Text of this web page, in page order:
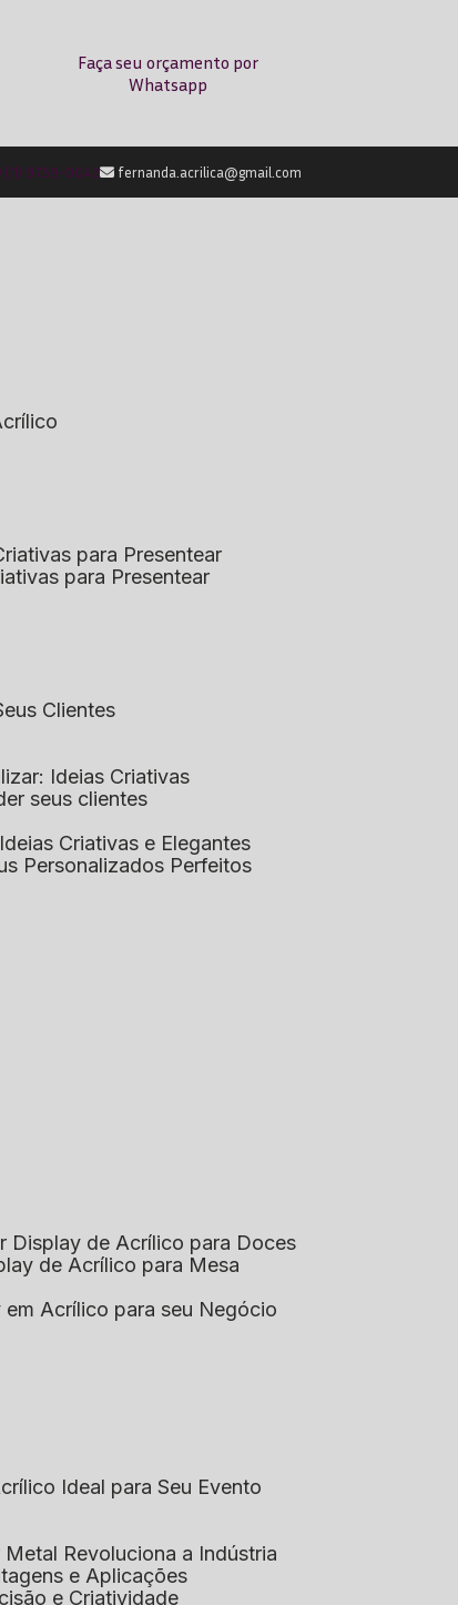
Faça seu orçamento por
Whatsapp
(11) 9759-0042 fernanda.acrilica@gmail.com
para Presentear
para Presentear
Clientes
Ideias Criativas
seus clientes
Criativas e Elegantes
Personalizados Perfeitos
Display de Acrílico para Doces
de Acrílico para Mesa
em Acrílico para seu Negócio
Ideal para Seu Evento
Metal Revoluciona a Indústria
e Aplicações
e Criatividade